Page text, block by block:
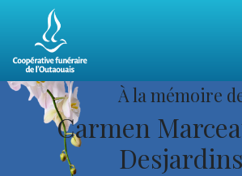
À la mémoire
Carmen
Desjardins